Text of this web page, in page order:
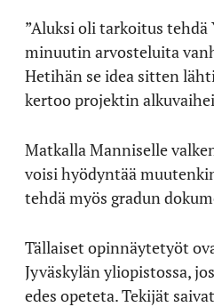
”Aluksi oli tarkoitus tehdä
minuutin arvosteluita
Hetihän se idea sitten
kertoo projektin
Matkalla Manniselle
voisi hyödyntää
tehdä myös gradun
Tällaiset opinnäytetyöt
Jyväskylän yliopistossa,
edes opeteta. Tekijät